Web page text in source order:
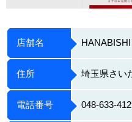
店舗名 HANABISHI
住所 埼玉県さい
電話番号 048-633-